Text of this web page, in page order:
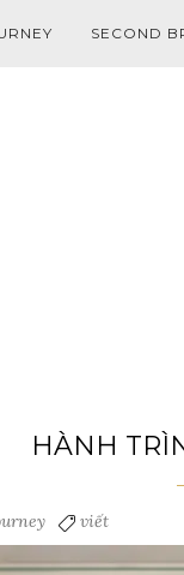
SECOND
HÀNH
viết